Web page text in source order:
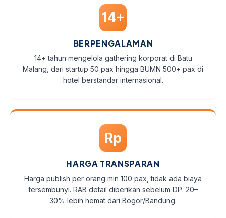
14+
BERPENGALAMAN
14+ tahun mengelola gathering korporat di Batu
Malang, dari startup 50 pax hingga BUMN 500+ pax di
hotel berstandar internasional.
Rp
HARGA TRANSPARAN
Harga publish per orang min 100 pax, tidak ada biaya
tersembunyi. RAB detail diberikan sebelum DP. 20–
30% lebih hemat dari Bogor/Bandung.